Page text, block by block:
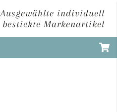
Ausgewählte individuell
bestickte Markenartikel